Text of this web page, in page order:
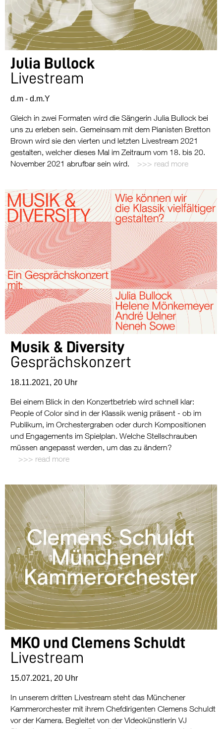
Julia Bullock
Livestream
d.m - d.m.Y
Gleich in zwei Formaten wird die Sängerin Julia Bullock bei
uns zu erleben sein. Gemeinsam mit dem Pianisten Bretton
Brown wird sie den vierten und letzten Livestream 2021
gestalten, welcher dieses Mal im Zeitraum vom 18. bis 20.
November 2021 abrufbar sein wird.
read more
Musik & Diversity
Gesprächskonzert
18.11.2021, 20 Uhr
Bei einem Blick in den Konzertbetrieb wird schnell klar:
People of Color sind in der Klassik wenig präsent - ob im
Publikum, im Orchestergraben oder durch Kompositionen
und Engagements im Spielplan. Welche Stellschrauben
müssen angepasst werden, um das zu ändern?
read more
MKO und Clemens Schuldt
Livestream
15.07.2021, 20 Uhr
In unserem dritten Livestream steht das Münchener
Kammerorchester mit ihrem Chefdirigenten Clemens Schuldt
vor der Kamera. Begleitet von der Videokünstlerin VJ